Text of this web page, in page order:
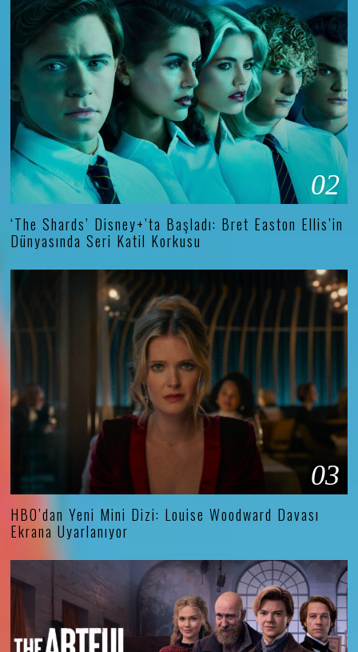
02
‘The Shards’ Disney+’ta Başladı: Bret Easton Ellis’in
Dünyasında Seri Katil Korkusu
03
HBO’dan Yeni Mini Dizi: Louise Woodward Davası
Ekrana Uyarlanıyor